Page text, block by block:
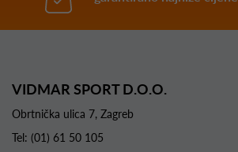
VIDMAR SPORT D.O.O.
Obrtnička ulica 7, Zagreb
Tel: (01) 61 50 105